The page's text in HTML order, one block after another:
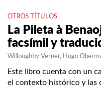
OTROS TÍTULOS
La Pileta à
facsímil y
Willoughby Verner Hugo
Este libro cuenta con un
el contexto histórico y las